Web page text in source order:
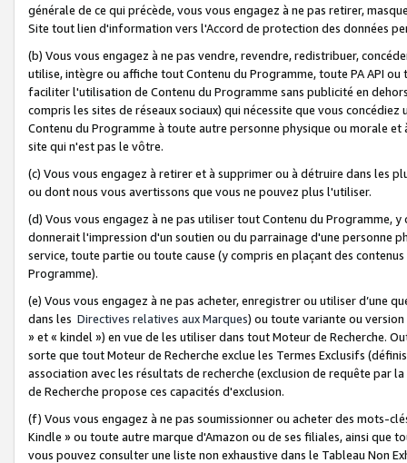
générale de ce qui précède, vous vous engagez à ne pas retirer,
Site tout lien d'information vers l'Accord de protection des données
(b) Vous vous engagez à ne pas vendre, revendre, redistribuer,
utilise, intègre ou affiche tout Contenu du Programme, toute PA API
faciliter l'utilisation de Contenu du Programme sans publicité en
compris les sites de réseaux sociaux) qui nécessite que vous
Contenu du Programme à toute autre personne physique ou morale
site qui n'est pas le vôtre.
(c) Vous vous engagez à retirer et à supprimer ou à détruire dans les
ou dont nous vous avertissons que vous ne pouvez plus l'utiliser.
(d) Vous vous engagez à ne pas utiliser tout Contenu du Programme,
donnerait l'impression d'un soutien ou du parrainage d'une personne
service, toute partie ou toute cause (y compris en plaçant des
Programme).
(e) Vous vous engagez à ne pas acheter, enregistrer ou utiliser d’une
dans les Directives relatives aux Marques) ou toute variante ou
» et « kindel ») en vue de les utiliser dans tout Moteur de Recherche.
sorte que tout Moteur de Recherche exclue les Termes Exclusifs
association avec les résultats de recherche (exclusion de requête
de Recherche propose ces capacités d'exclusion.
(f) Vous vous engagez à ne pas soumissionner ou acheter des mots-
Kindle » ou toute autre marque d'Amazon ou de ses filiales, ainsi que
vous pouvez consulter une liste non exhaustive dans le Tableau Non